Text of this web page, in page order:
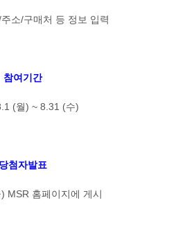
소/구매처 등 정보 입력
참여기간
(월) ~ 8.31 (수)
당첨자발표
MSR 홈페이지에 게시